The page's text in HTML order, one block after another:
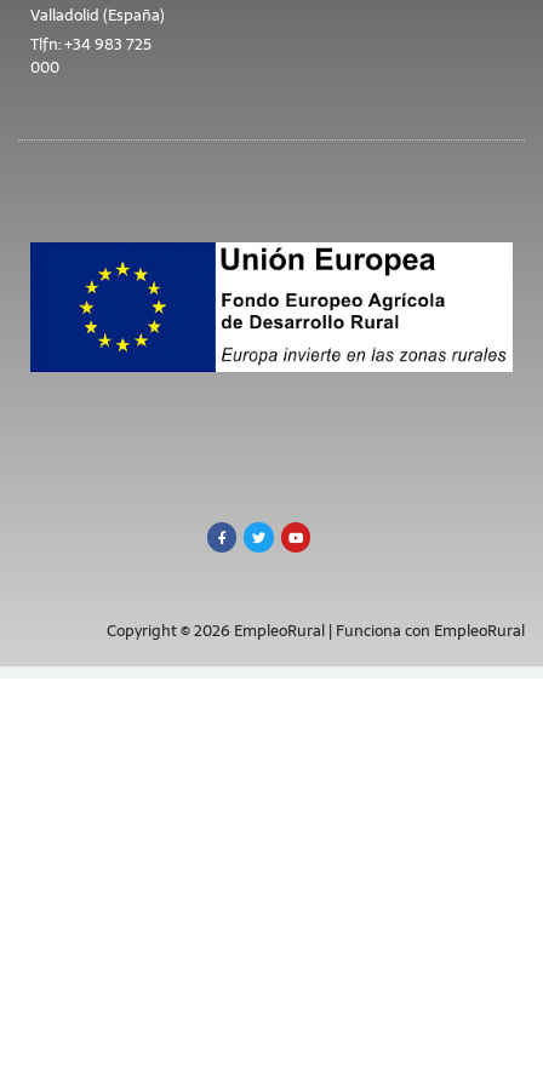
Valladolid (España)
Tlfn: +34 983 725
000
Copyright © 2026 EmpleoRural | Funciona con EmpleoRural